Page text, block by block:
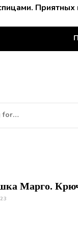
Приятных
Марго.